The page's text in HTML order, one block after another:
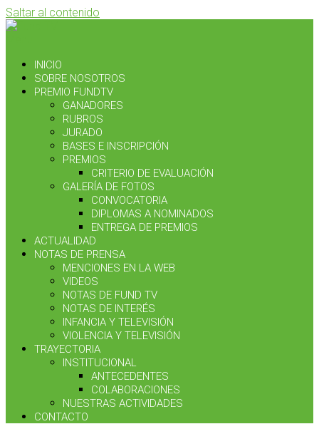
Saltar al contenido
INICIO
SOBRE NOSOTROS
PREMIO FUNDTV
GANADORES
RUBROS
JURADO
BASES E INSCRIPCIÓN
PREMIOS
CRITERIO DE EVALUACIÓN
GALERÍA DE FOTOS
CONVOCATORIA
DIPLOMAS A NOMINADOS
ENTREGA DE PREMIOS
ACTUALIDAD
NOTAS DE PRENSA
MENCIONES EN LA WEB
VIDEOS
NOTAS DE FUND TV
NOTAS DE INTERÉS
INFANCIA Y TELEVISIÓN
VIOLENCIA Y TELEVISIÓN
TRAYECTORIA
INSTITUCIONAL
ANTECEDENTES
COLABORACIONES
NUESTRAS ACTIVIDADES
CONTACTO